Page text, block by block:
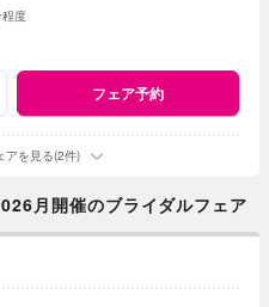
度
フェア予約
アを見る(2件)
月開催のブライダルフェア